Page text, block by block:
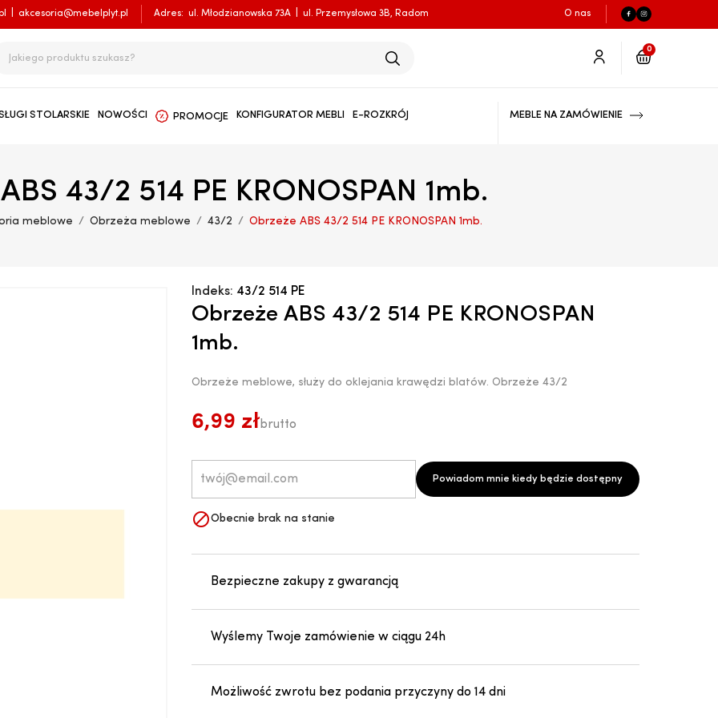
akcesoria@mebelplyt.pl Adres: ul. Młodzianowska 73A ul. Przemysłowa 3B, Radom O nas
0
STOLARSKIE NOWOŚCI PROMOCJE KONFIGURATOR MEBLI E-ROZKRÓJ MEBLE NA ZAMÓWIENIE
43/2 514 PE KRONOSPAN 1mb.
meblowe Obrzeża meblowe 43/2 Obrzeże ABS 43/2 514 PE KRONOSPAN 1mb.
Indeks: 43/2 514 PE
Obrzeże ABS 43/2 514 PE KRONOSPAN
1mb.
Obrzeże meblowe, służy do oklejania krawędzi blatów. Obrzeże 43/2
6,99 złbrutto
Powiadom mnie kiedy będzie dostępny
Obecnie brak na stanie
Bezpieczne zakupy z gwarancją
Wyślemy Twoje zamówienie w ciągu 24h
Możliwość zwrotu bez podania przyczyny do 14 dni